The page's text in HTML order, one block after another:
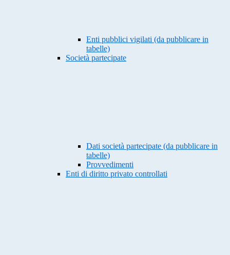
Enti pubblici vigilati (da pubblicare in
tabelle)
Società partecipate
Dati società partecipate (da pubblicare in
tabelle)
Provvedimenti
Enti di diritto privato controllati